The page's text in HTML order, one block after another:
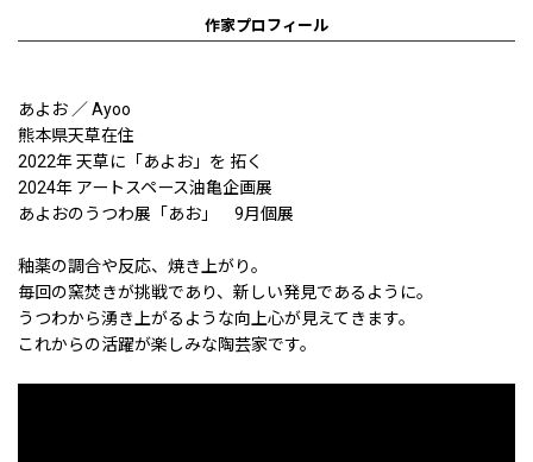
作家プロフィール
あよお ／ Ayoo
熊本県天草在住
2022年 天草に「あよお」を 拓く
2024年 アートスペース油亀企画展
あよおのうつわ展「あお」 9月個展
釉薬の調合や反応、焼き上がり。
毎回の窯焚きが挑戦であり、新しい発見であるように。
うつわから湧き上がるような向上心が見えてきます。
これからの活躍が楽しみな陶芸家です。